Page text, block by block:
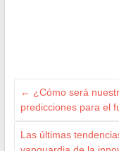
← ¿Cómo será
predicciones para el
Las últimas